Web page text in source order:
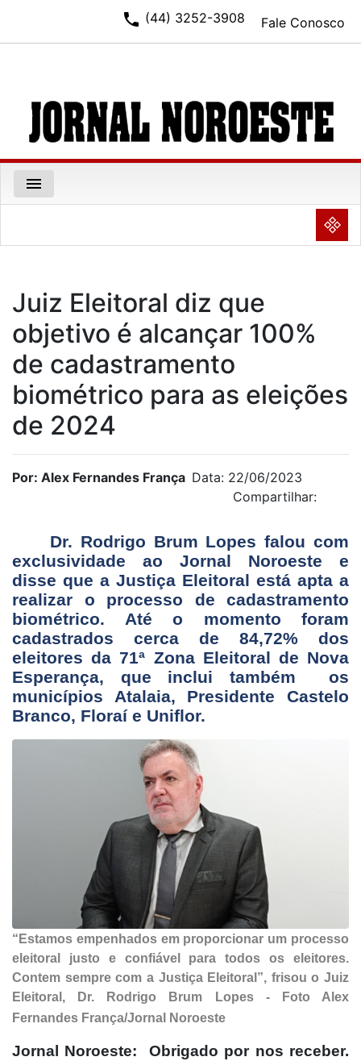
Fale Conosco
phone (44) 3252-3908
menu
NULL
Juiz Eleitoral diz que
objetivo é alcançar 100%
de cadastramento
biométrico para as eleições
de 2024
Por: Alex Fernandes França Data: 22/06/2023
Compartilhar:
Dr. Rodrigo Brum Lopes falou com
exclusividade ao Jornal Noroeste e
disse que a Justiça Eleitoral está apta a
realizar o processo de cadastramento
biométrico. Até o momento foram
cadastrados cerca de 84,72% dos
eleitores da 71ª Zona Eleitoral de Nova
Esperança, que inclui também os
municípios Atalaia, Presidente Castelo
Branco, Floraí e Uniflor.
“Estamos empenhados em proporcionar um processo
eleitoral justo e confiável para todos os eleitores.
Contem sempre com a Justiça Eleitoral”, frisou o Juiz
Eleitoral, Dr. Rodrigo Brum Lopes- Foto Alex
Fernandes França/Jornal Noroeste
Jornal Noroeste: Obrigado por nos receber.